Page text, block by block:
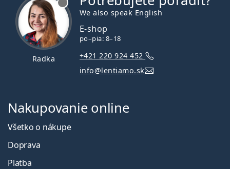
Radka
We also speak English
E-shop
po–pia: 8–18
+421 220 924 452
info@lentiamo.sk
Nakupovanie online
Všetko o nákupe
Doprava
Platba